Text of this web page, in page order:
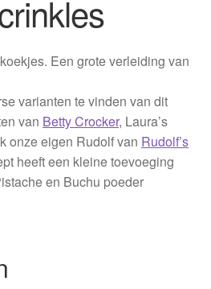
Een grote verleiding van
varianten te vinden van dit
van Betty Crocker, Laura’s
onze eigen Rudolf van Rudolf’s
heeft een kleine toevoeging
en Buchu poeder